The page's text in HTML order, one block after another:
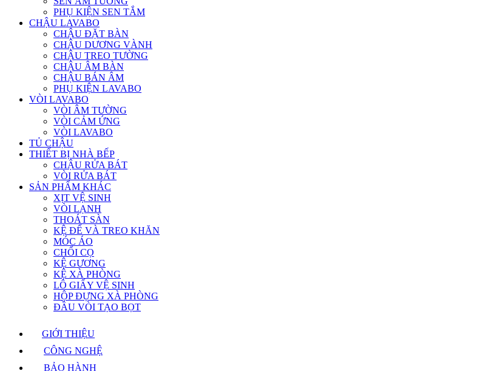
PHỤ KIỆN SEN TẮM
CHẬU LAVABO
CHẬU ĐẶT BÀN
CHẬU DƯƠNG VÀNH
CHẬU TREO TƯỜNG
CHẬU ÂM BÀN
CHẬU BÁN ÂM
PHỤ KIỆN LAVABO
VÒI LAVABO
VÒI ÂM TƯỜNG
VÒI CẢM ỨNG
VÒI LAVABO
TỦ CHẬU
THIẾT BỊ NHÀ BẾP
CHẬU RỬA BÁT
VÒI RỬA BÁT
SẢN PHẨM KHÁC
XỊT VỆ SINH
VÒI LẠNH
THOÁT SÀN
KỆ ĐỂ VÀ TREO KHĂN
MÓC ÁO
CHỔI CỌ
KỆ GƯƠNG
KỆ XÀ PHÒNG
LÔ GIẤY VỆ SINH
HỘP ĐỰNG XÀ PHÒNG
ĐẦU VÒI TẠO BỌT
GIỚI THIỆU
CÔNG NGHỆ
BẢO HÀNH